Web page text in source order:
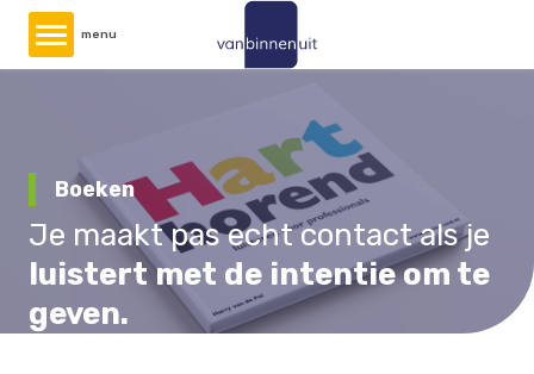
Overslaan
menu
Boeken
Je maakt pas echt contact als je
luistert met de intentie om te
geven.